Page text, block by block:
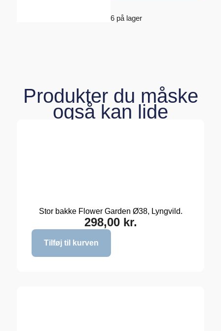
6 på lager
Produkter du måske
også kan lide
Stor bakke Flower Garden Ø38, Lyngvild.
298,00 kr.
Tilføj til kurven